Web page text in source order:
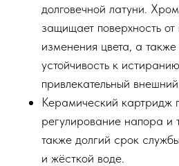
долговечной латуни.
защищает поверхность от
изменения цвета, а
устойчивость к
привлекательный внешний
Керамический картридж
регулирование напора и
также долгий срок
и жёсткой воде.